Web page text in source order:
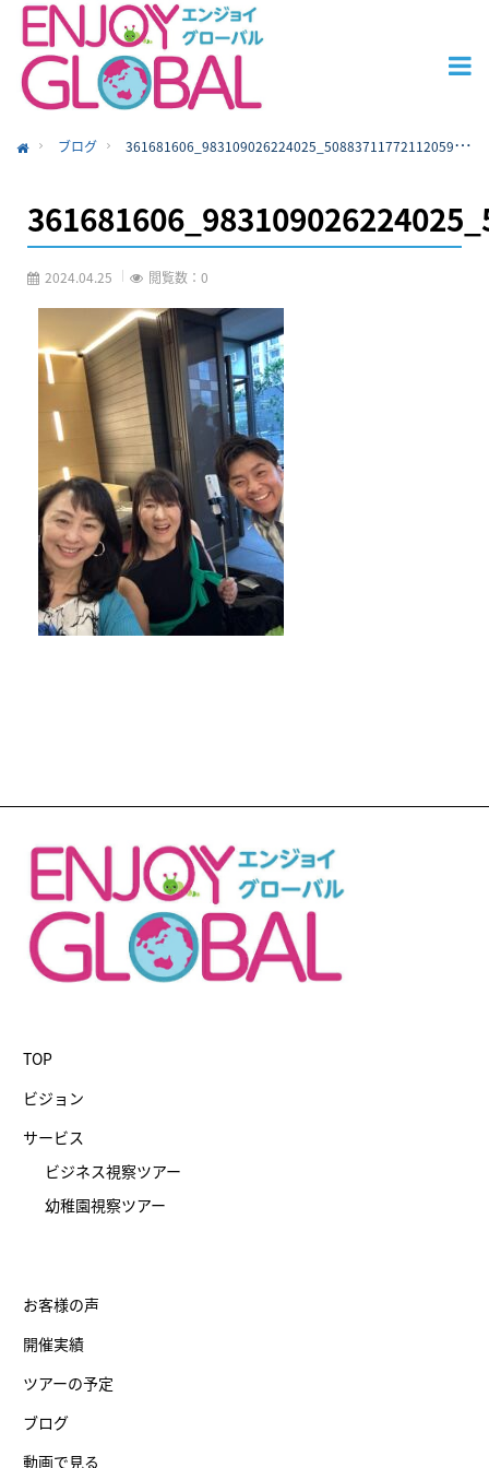
ブログ 361681606_983109026224025_5088371177211205971_n
2024.04.25 閲覧数：0
TOP
ビジョン
サービス
ビジネス視察ツアー
幼稚園視察ツアー
お客様の声
開催実績
ツアーの予定
ブログ
動画で見る